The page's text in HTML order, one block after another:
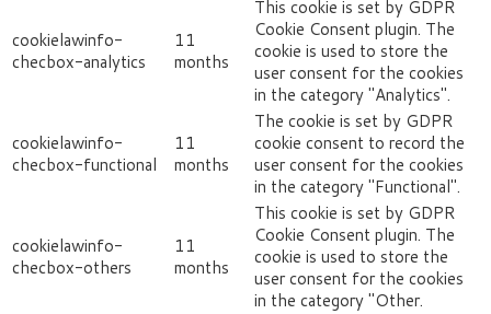
cookielawinfo-
checbox-analytics
11
months
This cookie is set by GDPR
Cookie Consent plugin. The
cookie is used to store the
user consent for the cookies
in the category "Analytics".
cookielawinfo-
checbox-functional
11
months
The cookie is set by GDPR
cookie consent to record the
user consent for the cookies
in the category "Functional".
cookielawinfo-
checbox-others
11
months
This cookie is set by GDPR
Cookie Consent plugin. The
cookie is used to store the
user consent for the cookies
in the category "Other.